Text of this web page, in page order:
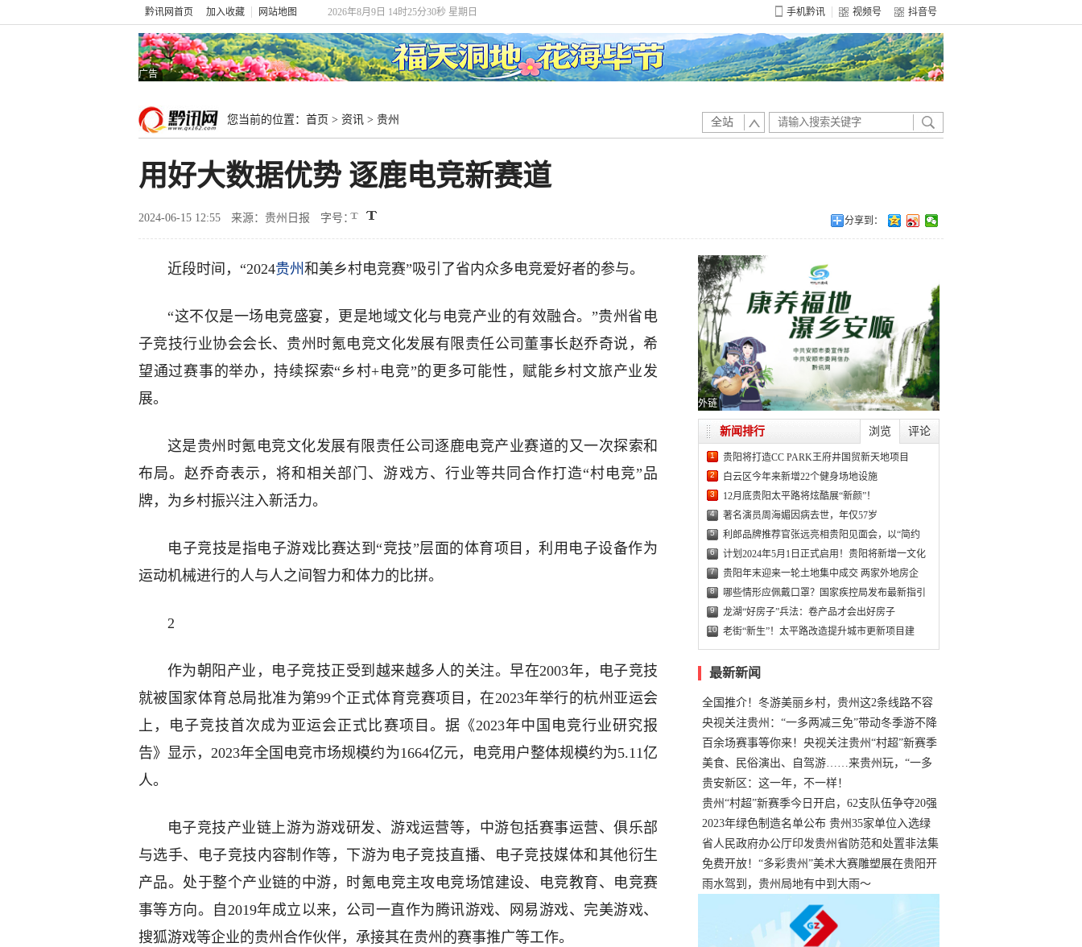
黔讯网首页 加入收藏 网站地图 2026年8月9日 14时25分31秒 星期日 手机黔讯 视频号 抖音号
广告
您当前的位置： 首页 > 资讯 > 贵州 全站
用好大数据优势 逐鹿电竞新赛道
2024-06-15 12:55 来源：贵州日报 字号： 分享到：
近段时间，“2024贵州 和美乡村电竞赛”吸引了省内众多电竞爱好者的参与。
“这不仅是一场电竞盛宴，更是地域文化与电竞产业的有效融合。”贵州省电
子竞技行业协会会长、贵州时氪电竞文化发展有限责任公司董事长赵乔奇说，希
望通过赛事的举办，持续探索“乡村+电竞”的更多可能性，赋能乡村文旅产业发
展。
这是贵州时氪电竞文化发展有限责任公司逐鹿电竞产业赛道的又一次探索和
布局。赵乔奇表示，将和相关部门、游戏方、行业等共同合作打造“村电竞”品
牌，为乡村振兴注入新活力。
电子竞技是指电子游戏比赛达到“竞技”层面的体育项目，利用电子设备作为
运动机械进行的人与人之间智力和体力的比拼。
2
作为朝阳产业，电子竞技正受到越来越多人的关注。早在2003年，电子竞技
就被国家体育总局批准为第99个正式体育竞赛项目，在2023年举行的杭州亚运会
上，电子竞技首次成为亚运会正式比赛项目。据《2023年中国电竞行业研究报
告》显示，2023年全国电竞市场规模约为1664亿元，电竞用户整体规模约为5.11亿
人。
电子竞技产业链上游为游戏研发、游戏运营等，中游包括赛事运营、俱乐部
与选手、电子竞技内容制作等，下游为电子竞技直播、电子竞技媒体和其他衍生
产品。处于整个产业链的中游，时氪电竞主攻电竞场馆建设、电竞教育、电竞赛
事等方向。自2019年成立以来，公司一直作为腾讯游戏、网易游戏、完美游戏、
搜狐游戏等企业的贵州合作伙伴，承接其在贵州的赛事推广等工作。
外链
浏览 评论
新闻排行
1 贵阳将打造CC PARK王府井国贸新天地项目
2 白云区今年来新增22个健身场地设施
3 12月底贵阳太平路将炫酷展“新颜”！
4 著名演员周海媚因病去世，年仅57岁
5 利郎品牌推荐官张远亮相贵阳见面会，以“简约
6 计划2024年5月1日正式启用！贵阳将新增一文化
7 贵阳年末迎来一轮土地集中成交 两家外地房企
8 哪些情形应佩戴口罩？国家疾控局发布最新指引
9 龙湖“好房子”兵法：卷产品才会出好房子
10 老街“新生”！太平路改造提升城市更新项目建
最新新闻
全国推介！冬游美丽乡村，贵州这2条线路不容
错过
央视关注贵州：“一多两减三免”带动冬季游不降
温
百余场赛事等你来！央视关注贵州“村超”新赛季
正式“打响”
美食、民俗演出、自驾游……来贵州玩，“一多
两减三免”！
贵安新区：这一年，不一样！
贵州“村超”新赛季今日开启，62支队伍争夺20强
名额
2023年绿色制造名单公布 贵州35家单位入选绿
色工厂
省人民政府办公厅印发贵州省防范和处置非法集
资工作实施细则
免费开放！“多彩贵州”美术大赛雕塑展在贵阳开
展，持续至1月19日
雨水驾到，贵州局地有中到大雨～